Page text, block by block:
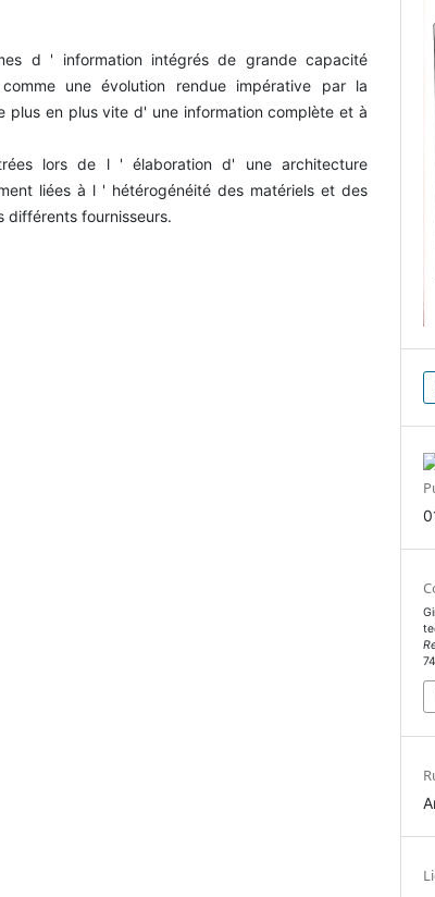
d ' information intégrés de grande capacité
une évolution rendue impérative par la
plus en plus vite d' une information complète et à
lors de l ' élaboration d' une architecture
liées à l ' hétérogénéité des matériels et des
différents fournisseurs.